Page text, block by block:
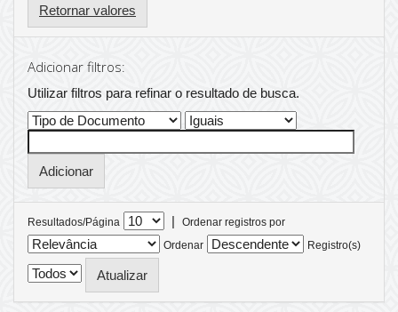
Retornar valores
Adicionar filtros:
Utilizar filtros para refinar o resultado de busca.
Resultados/Página |
Ordenar registros por
Ordenar
Registro(s)